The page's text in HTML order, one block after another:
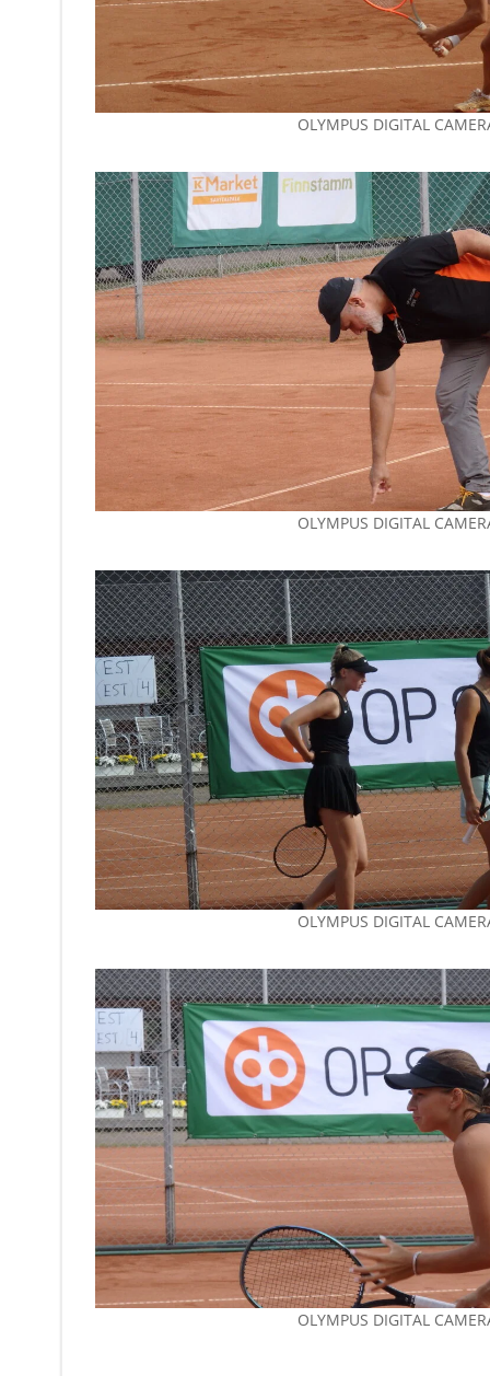
OLYMPUS DIGITAL
OLYMPUS DIGITAL
OLYMPUS DIGITAL
OLYMPUS DIGITAL